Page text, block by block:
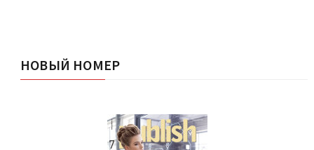
НОВЫЙ НОМЕР